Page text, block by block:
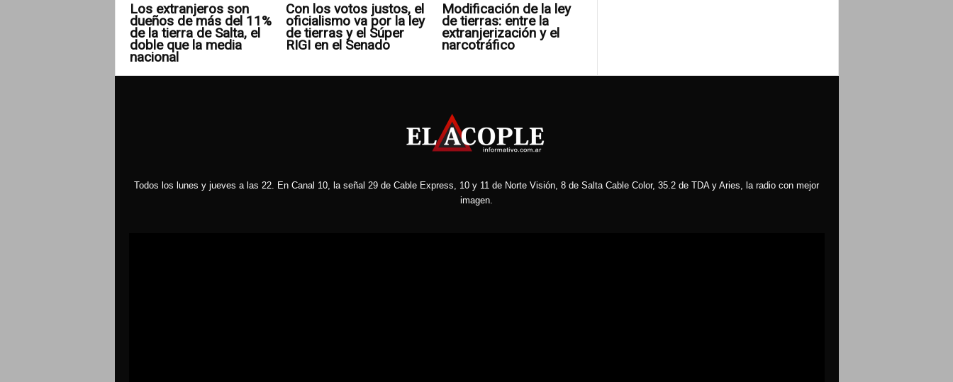
Los extranjeros son
dueños de más del 11%
de la tierra de Salta, el
doble que la media
nacional
Con los votos justos, el
oficialismo va por la ley
de tierras y el Súper
RIGI en el Senado
Modificación de la ley
de tierras: entre la
extranjerización y el
narcotráfico
Todos los lunes y jueves a las 22. En Canal 10, la señal 29 de Cable Express, 10 y 11 de Norte Visión, 8 de Salta Cable Color, 35.2 de TDA y Aries, la radio con mejor
imagen.